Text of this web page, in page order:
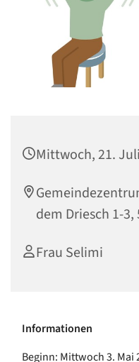
Mittwoch, 21.
dem Driesch 1-3,
Frau Selimi
Informationen
Beginn: Mittwoch 3. Mai